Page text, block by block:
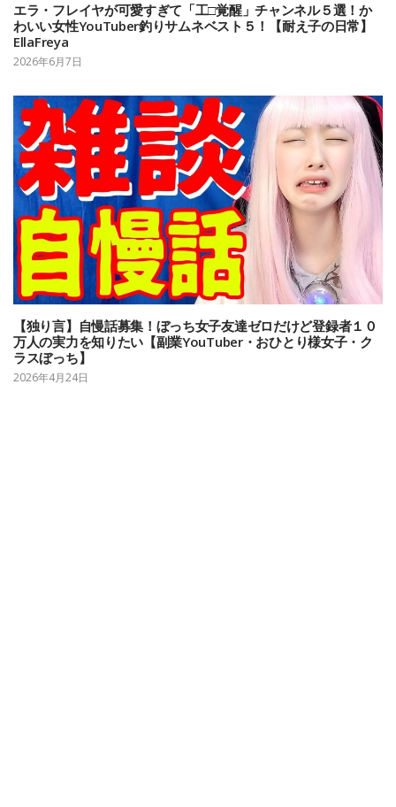
エラ・フレイヤが可愛すぎて「工□覚醒」チャンネル５選！か
わいい女性YouTuber釣りサムネベスト５！【耐え子の日常】
EllaFreya
2026年6月7日
【独り言】自慢話募集！ぼっち女子友達ゼロだけど登録者１０
万人の実力を知りたい【副業YouTuber・おひとり様女子・ク
ラスぼっち】
2026年4月24日